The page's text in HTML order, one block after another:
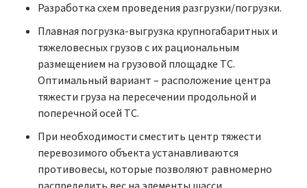
Разработка схем проведения разгрузки/погрузки.
Плавная погрузка-выгрузка крупногабаритных и
тяжеловесных грузов с их рациональным
размещением на грузовой площадке ТС.
Оптимальный вариант – расположение центра
тяжести груза на пересечении продольной и
поперечной осей ТС.
При необходимости сместить центр тяжести
перевозимого объекта устанавливаются
противовесы, которые позволяют равномерно